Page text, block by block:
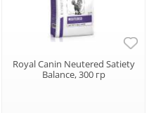
Royal Canin Neutered Satiety
Balance, 300 гр